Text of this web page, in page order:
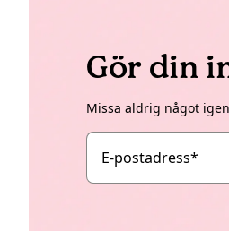
Gör din
Missa aldrig något
E-postadress*